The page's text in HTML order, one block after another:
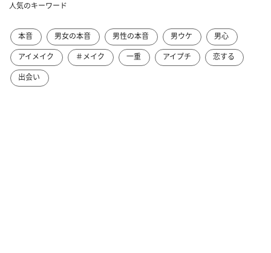
人気のキーワード
本音 男女の本音 男性の本音 男ウケ
男心
アイメイク
＃メイク 一重 アイプチ
恋する
出会い